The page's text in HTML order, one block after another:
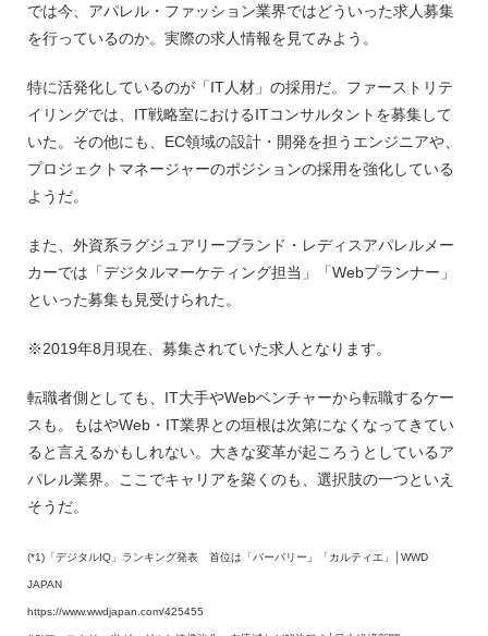
では今、アパレル・ファッション業界ではどういった求人募集
を行っているのか。実際の求人情報を見てみよう。
特に活発化しているのが「IT人材」の採用だ。ファーストリテ
イリングでは、IT戦略室におけるITコンサルタントを募集して
いた。その他にも、EC領域の設計・開発を担うエンジニアや、
プロジェクトマネージャーのポジションの採用を強化している
ようだ。
また、外資系ラグジュアリーブランド・レディスアパレルメー
カーでは「デジタルマーケティング担当」「Webプランナー」
といった募集も見受けられた。
※2019年8月現在、募集されていた求人となります。
転職者側としても、IT大手やWebベンチャーから転職するケー
スも。もはやWeb・IT業界との垣根は次第になくなってきてい
ると言えるかもしれない。大きな変革が起ころうとしているア
パレル業界。ここでキャリアを築くのも、選択肢の一つといえ
そうだ。
(*1)「デジタルIQ」ランキング発表 首位は「バーバリー」「カルティエ」│WWD
JAPAN
https://www.wwdjapan.com/425455